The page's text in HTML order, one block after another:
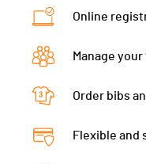
Online
Manage
Order bibs
Flexible and